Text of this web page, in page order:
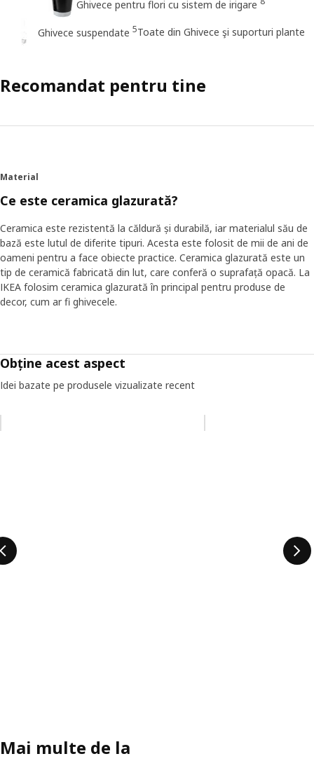
Ghivece pentru flori cu sistem de irigare
Ghivece suspendate 5Toate din Ghivece şi suporturi plante
Recomandat pentru tine
Material
Ce este ceramica glazurată?
Ceramica este rezistentă la căldură și durabilă, iar materialul său de
bază este lutul de diferite tipuri. Acesta este folosit de mii de ani de
oameni pentru a face obiecte practice. Ceramica glazurată este un
tip de ceramică fabricată din lut, care conferă o suprafață opacă. La
IKEA folosim ceramica glazurată în principal pentru produse de
decor, cum ar fi ghivecele.
Obține acest aspect
Idei bazate pe produsele vizualizate recent
Mai multe de la